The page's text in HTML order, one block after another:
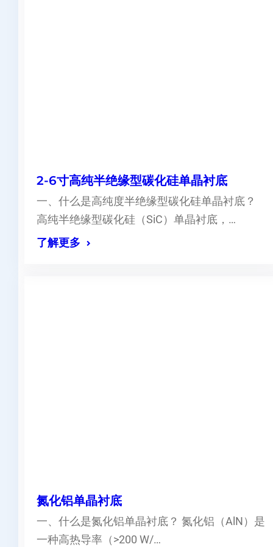
2-6寸高纯半绝缘型碳化硅单晶衬底
一、什么是高纯度半绝缘型碳化硅单晶衬底？
高纯半绝缘型碳化硅（SiC）单晶衬底，…
了解更多
氮化铝单晶衬底
一、什么是氮化铝单晶衬底？ 氮化铝（AlN）是
一种高热导率（>200 W/…